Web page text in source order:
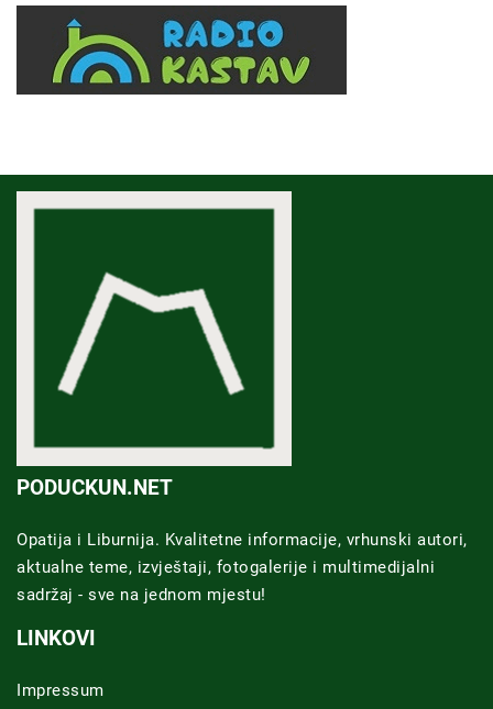
PODUCKUN.NET
Opatija i Liburnija. Kvalitetne informacije, vrhunski autori,
aktualne teme, izvještaji, fotogalerije i multimedijalni
sadržaj - sve na jednom mjestu!
LINKOVI
Impressum